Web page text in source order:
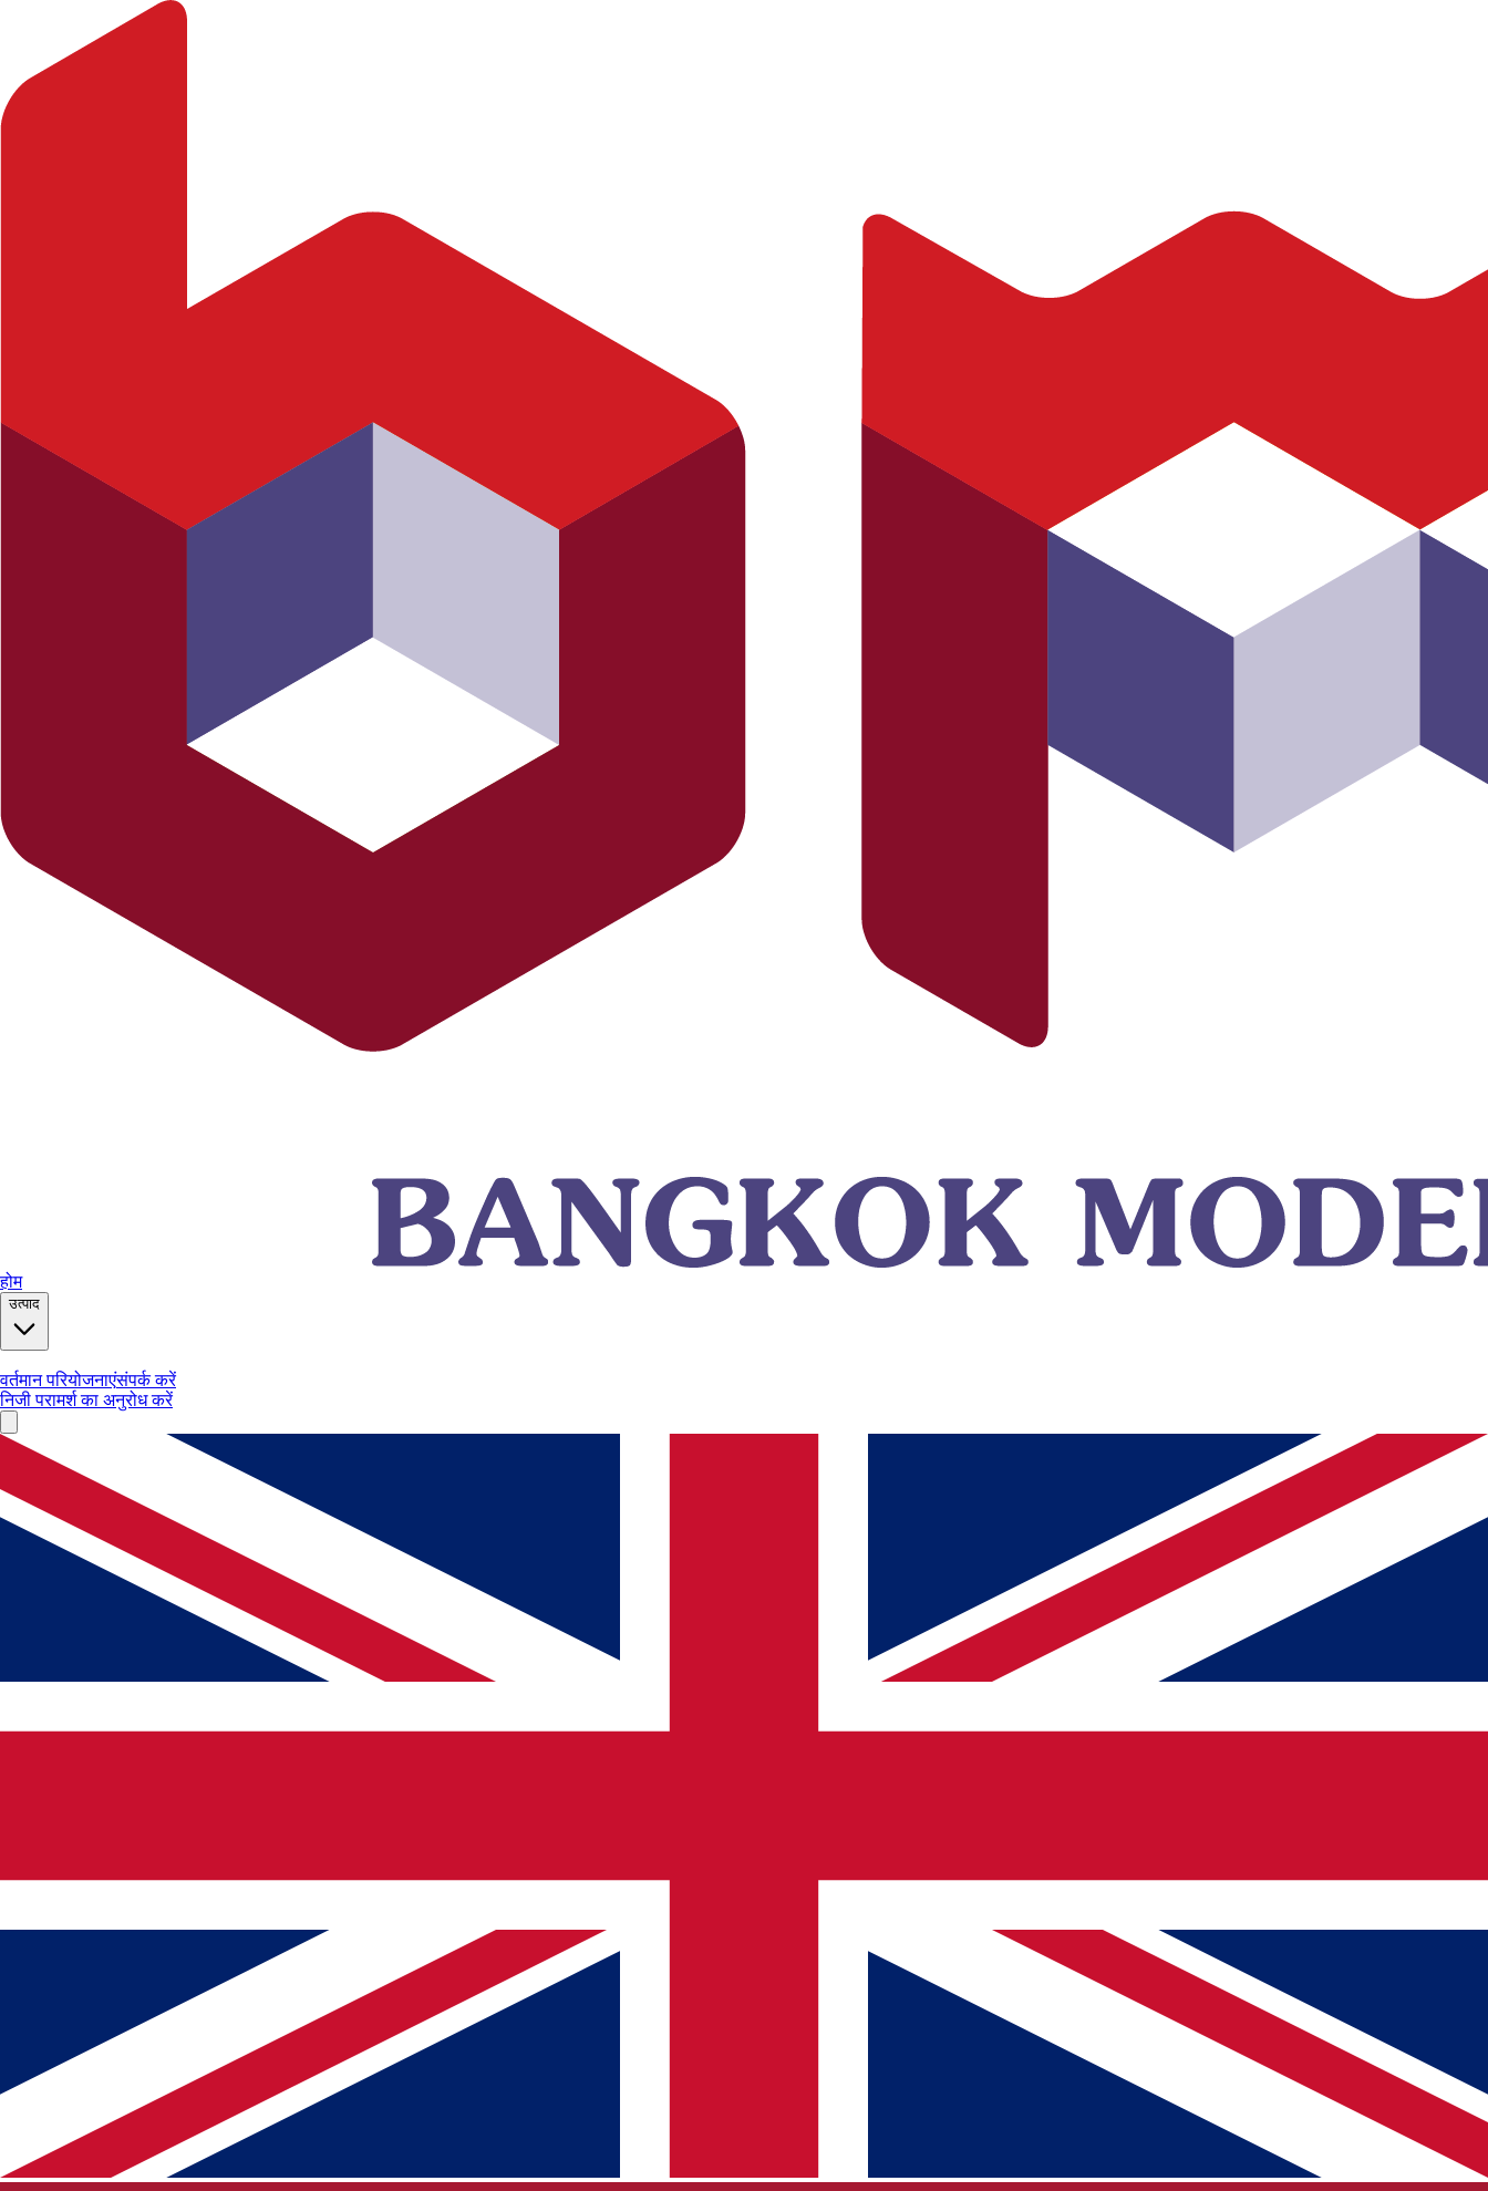
होम
उत्पाद
वर्तमान परियोजनाएंसंपर्क करें
निजी परामर्श का अनुरोध करें